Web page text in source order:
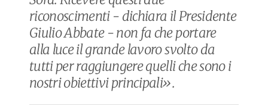
riconoscimenti - dichiara il Presidente
Giulio Abbate - non fa che portare
alla luce il grande lavoro svolto da
tutti per raggiungere quelli che sono i
nostri obiettivi principali».